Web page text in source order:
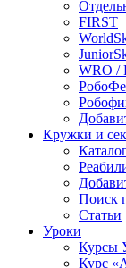
FIRST
WRO
Кружки и
Поиск
Статьи
Уроки
Курсы
Курс